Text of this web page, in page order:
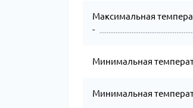
Максимальная
-
Минимальная
Минимальная